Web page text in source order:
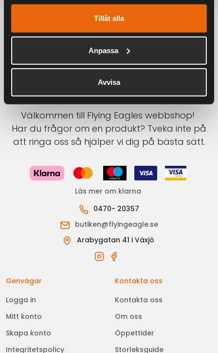
Tillåt alla
Anpassa
Avvisa
Välkommen till Flying Eagles webbshop!
Har du frågor om en produkt? Tveka inte på
att ringa oss så hjälper vi dig på bästa sätt.
Läs mer om klarna
0470- 20357
butiken@flyingeagle.se
Arabygatan 41 i Växjö
Genvägar
Logga in
Mitt konto
Skapa konto
Integritetspolicy
Kontakta oss
Kontakta oss
Om oss
Öppettider
Storleksguide